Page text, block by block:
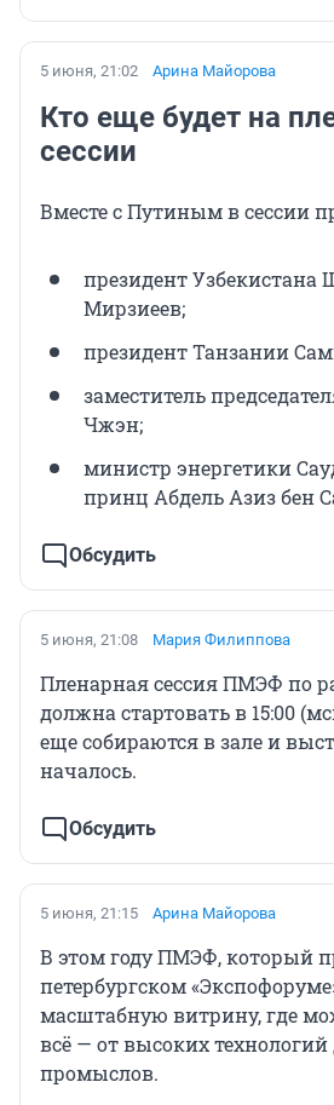
5 июня, 21:02 Арина Майорова
Кто еще будет на
сессии
Вместе с Путиным в сессии
президент Узбекистана
Мирзиеев;
президент Танзании
заместитель
Чжэн;
министр энергетики
принц Абдель Азиз бен
Обсудить
5 июня, 21:08 Мария Филиппова
Пленарная сессия ПМЭФ по
должна стартовать в 15:00
еще собираются в зале и
началось.
Обсудить
5 июня, 21:15 Арина Майорова
В этом году ПМЭФ, который
петербургском
масштабную витрину, где
всё — от высоких
промыслов.